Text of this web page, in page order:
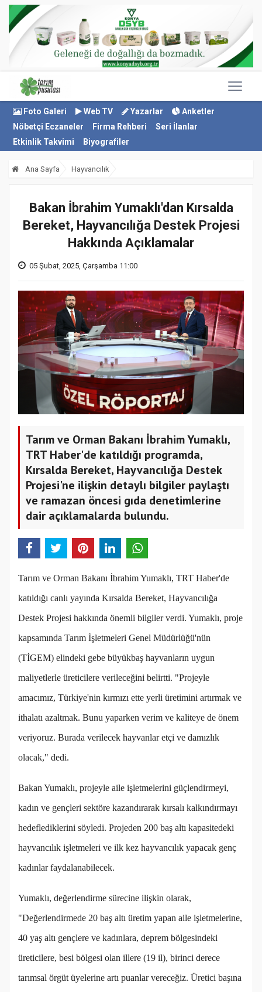
Foto Galeri Web TV Yazarlar
Anketler
Nöbetçi Eczaneler
Firma Rehberi
Seri İlanlar
Etkinlik Takvimi
Biyografiler
Ana Sayfa Hayvancılık
Bakan İbrahim Yumaklı'dan Kırsalda
Bereket, Hayvancılığa Destek Projesi
Hakkında Açıklamalar
05 Şubat, 2025, Çarşamba 11:00
Tarım ve Orman Bakanı İbrahim Yumaklı,
TRT Haber'de katıldığı programda,
Kırsalda Bereket, Hayvancılığa Destek
Projesi'ne ilişkin detaylı bilgiler paylaştı
ve ramazan öncesi gıda denetimlerine
dair açıklamalarda bulundu.
Tarım ve Orman Bakanı İbrahim Yumaklı, TRT Haber'de
katıldığı canlı yayında Kırsalda Bereket, Hayvancılığa
Destek Projesi hakkında önemli bilgiler verdi. Yumaklı, proje
kapsamında Tarım İşletmeleri Genel Müdürlüğü'nün
(TİGEM) elindeki gebe büyükbaş hayvanların uygun
maliyetlerle üreticilere verileceğini belirtti. "Projeyle
amacımız, Türkiye'nin kırmızı ette yerli üretimini artırmak ve
ithalatı azaltmak. Bunu yaparken verim ve kaliteye de önem
veriyoruz. Burada verilecek hayvanlar etçi ve damızlık
olacak," dedi.
Bakan Yumaklı, projeyle aile işletmelerini güçlendirmeyi,
kadın ve gençleri sektöre kazandırarak kırsalı kalkındırmayı
hedeflediklerini söyledi. Projeden 200 baş altı kapasitedeki
hayvancılık işletmeleri ve ilk kez hayvancılık yapacak genç
kadınlar faydalanabilecek.
Yumaklı, değerlendirme sürecine ilişkin olarak,
"Değerlendirmede 20 baş altı üretim yapan aile işletmelerine,
40 yaş altı gençlere ve kadınlara, deprem bölgesindeki
üreticilere, besi bölgesi olan illere (19 il), birinci derece
tarımsal örgüt üyelerine artı puanlar vereceğiz. Üretici başına